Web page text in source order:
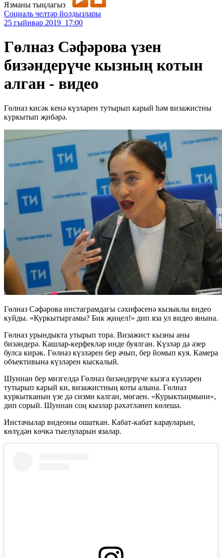
Язманы тыңлагыз
Социаль челтәр йолдызлары
25 гыйнвар 2019 17:00
Гөлназ Сәфәрова үзен
бизәндерүче кызның котын
алган - видео
Гөлназ кисәк кенә күзләрен тутырып карый һәм визажистны
куркытып җибәрә.
Гөлназ Сәфәрова инстаграмдагы сәхифәсенә кызыклы видео
куйды. «Куркытыргамы? Бик җиңел!» дип яза ул видео янына.
Гөлназ урындыкта утырып тора. Визажист кызны аны
бизәндерә. Кашлар-керфекләр инде буялган. Күзләр дә әзер
булса кирәк. Гөлназ күзләрен бер ачып, бер йомып куя. Камера
объективына күзләрен кыскалый.
Шуннан бер мизгелдә Гөлназ бизәндерүче кызга күзләрен
тутырып карый ки, визажистның коты алына. Гөлназ
куркытканын үзе дә сизми калган, мөгаен. «Курыктыңмыни»,
дип сорый. Шуннан соң кызлар рәхәтләнеп көлешә.
Инстачылар видеоны ошаткан. Кабат-кабат карауларын,
көлүдән көчкә тыелуларын язалар.